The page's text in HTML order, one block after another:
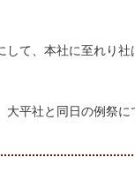
て、本社に至れり
平社と同日の例祭